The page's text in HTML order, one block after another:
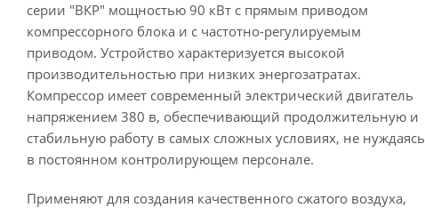
серии "ВКР" мощностью 90 кВт с прямым приводом
компрессорного блока и с частотно-регулируемым
приводом. Устройство характеризуется высокой
производительностью при низких энергозатратах.
Компрессор имеет современный электрический двигатель
напряжением 380 в, обеспечивающий продолжительную и
стабильную работу в самых сложных условиях, не нуждаясь
в постоянном контролирующем персонале.
Применяют для создания качественного сжатого воздуха,